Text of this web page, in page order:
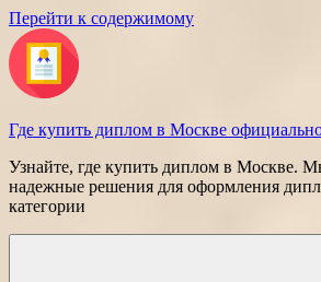
Перейти к содержимому
Где купить диплом в Москве
Узнайте, где купить диплом в Москве.
надежные решения для оформления
категории